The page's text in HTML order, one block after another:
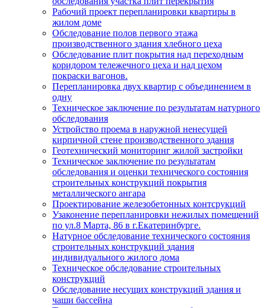
Рабочий проект перепланировки квартиры в
жилом доме
Обследование полов первого этажа
производственного здания хлебного цеха
Обследование плит покрытия над переходным
коридором тележечного цеха и над цехом
покраски вагонов.
Перепланировка двух квартир с объединением в
одну
Техническое заключение по результатам натурного
обследования
Устройство проема в наружной ненесущей
кирпичной стене производственного здания
Геотехнический мониторинг жилой застройки
Техническое заключение по результатам
обследования и оценки технического состояния
строительных конструкций покрытия
металлического ангара
Проектирование железобетонных контсрукций
Узаконение перепланировки нежилых помещений
по ул.8 Марта, 86 в г.Екатеринбурге.
Натурное обследование технического состояния
строительных конструкций здания
индивидуального жилого дома
Техническое обследование строительных
конструкций
Обследование несущих конструкций здания и
чаши бассейна